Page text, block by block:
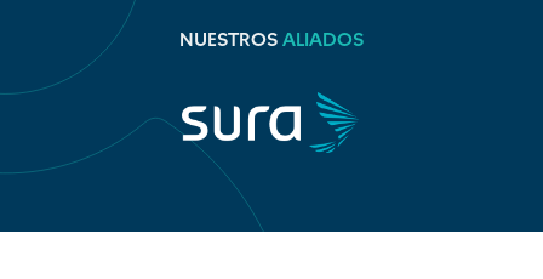
NUESTROS ALIADOS